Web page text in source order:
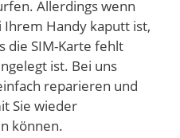
Allerdings wenn
Ihrem Handy kaputt ist,
die SIM-Karte fehlt
ist. Bei uns
reparieren und
Sie wieder
können.